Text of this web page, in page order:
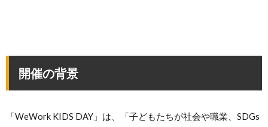
開催の背景
「WeWork KIDS DAY」は、「子どもたちが社会や職業、SDGs